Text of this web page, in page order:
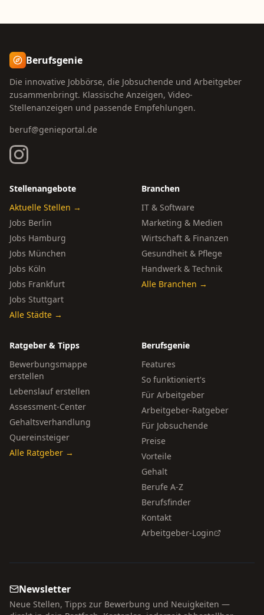
Berufsgenie
Die innovative Jobbörse, die Jobsuchende und Arbeitgeber
zusammenbringt. Klassische Anzeigen, Video-
Stellenanzeigen und passende Empfehlungen.
beruf@genieportal.de
Stellenangebote
Aktuelle Stellen →
Jobs Berlin
Jobs Hamburg
Jobs München
Jobs Köln
Jobs Frankfurt
Jobs Stuttgart
Alle Städte →
Branchen
IT & Software
Marketing & Medien
Wirtschaft & Finanzen
Gesundheit & Pflege
Handwerk & Technik
Alle Branchen →
Ratgeber & Tipps
Bewerbungsmappe
erstellen
Lebenslauf erstellen
Assessment-Center
Gehaltsverhandlung
Quereinsteiger
Alle Ratgeber →
Berufsgenie
Features
So funktioniert's
Für Arbeitgeber
Arbeitgeber-Ratgeber
Für Jobsuchende
Preise
Vorteile
Gehalt
Berufe A-Z
Berufsfinder
Kontakt
Arbeitgeber-Login
Newsletter
Neue Stellen, Tipps zur Bewerbung und Neuigkeiten —